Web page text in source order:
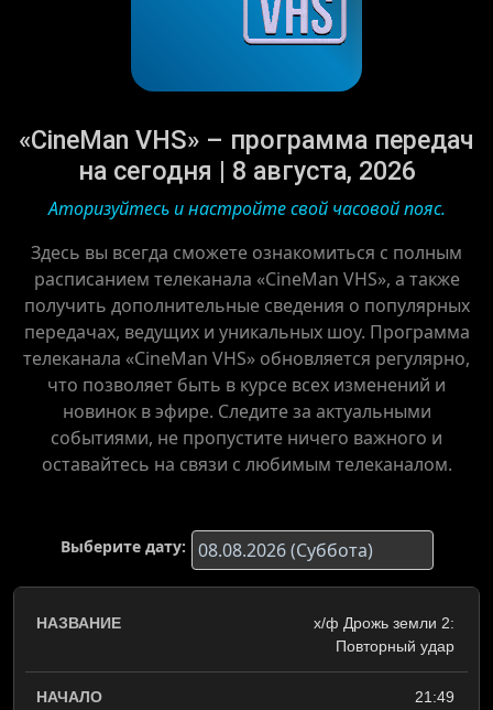
«CineMan VHS» – программа передач
на сегодня | 8 августа, 2026
Аторизуйтесь и настройте свой часовой пояс.
Здесь вы всегда сможете ознакомиться с полным
расписанием телеканала «CineMan VHS», а также
получить дополнительные сведения о популярных
передачах, ведущих и уникальных шоу. Программа
телеканала «CineMan VHS» обновляется регулярно,
что позволяет быть в курсе всех изменений и
новинок в эфире. Следите за актуальными
событиями, не пропустите ничего важного и
оставайтесь на связи с любимым телеканалом.
Выберите дату:
х/ф Дрожь земли 2:
Повторный удар
21:49